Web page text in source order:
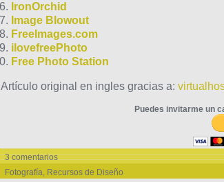
IronOrchid
Image Blowout
FreeImages.com
ilovefreePhoto
Free Photo Station
Artículo original en ingles gracias a:
Puedes invitarme un
3 comentarios
Fotografía, Recursos de Diseño